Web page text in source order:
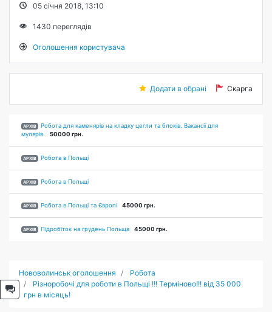
05 січня 2018, 13:10
1430 переглядів
Оголошення користувача
Скарга
Додати в обрані
АРХІВ
Робота для каменярів на кладку цегли та блоків. Вакансії для
мулярів.
50000 грн.
АРХІВ Робота в Польщі
АРХІВ Робота в Польщі
АРХІВ Робота в Польщі та Європі 45000 грн.
АРХІВ Підробіток на грудень Польща 45000 грн.
Нововолинськ оголошення
Робота
Різноробочі для роботи в Польщі !!! Терміново!!! від 35 000
грн в місяць!